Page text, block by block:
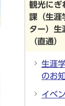
観光にぎ
課（生涯
ター）生
（直通）
生涯
のお
イベ